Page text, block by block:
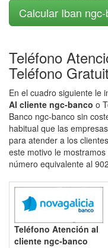
Calcular Iban
Teléfono
Teléfono
En el cuadro siguiente le
Al cliente ngc-banco o
Banco ngc-banco sin
habitual que las
para atender a los
este motivo le
número equivalente al
Teléfono Atención al
cliente ngc-banco